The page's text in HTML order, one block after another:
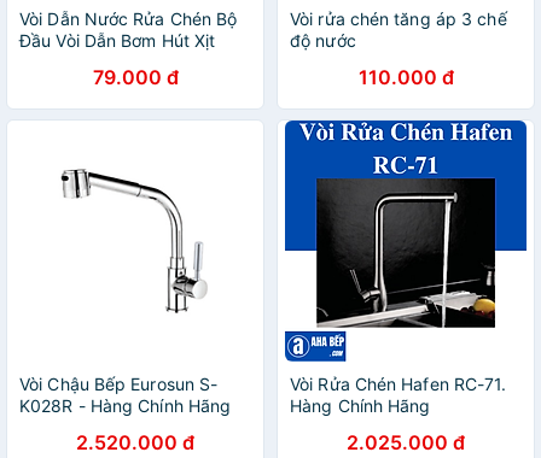
Vòi Dẫn Nước Rửa Chén Bộ
Đầu Vòi Dẫn Bơm Hút Xịt
Bát Gắn Bồn Rửa Bát
79.000 đ
Vòi rửa chén tăng áp 3 chế
độ nước
110.000 đ
Vòi Chậu Bếp Eurosun S-
K028R - Hàng Chính Hãng
2.520.000 đ
Vòi Rửa Chén Hafen RC-71.
Hàng Chính Hãng
2.025.000 đ